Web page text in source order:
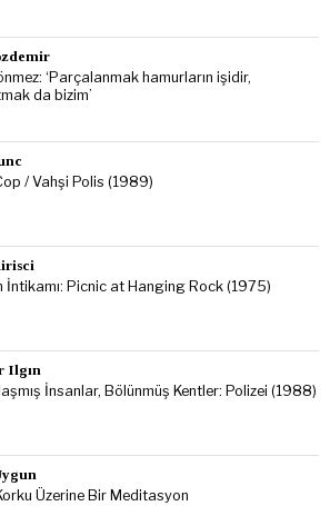
‘Parçalanmak hamurların işidir,
da bizim’
/ Vahşi Polis (1989)
İntikamı: Picnic at Hanging Rock (1975)
Ilgın
İnsanlar, Bölünmüş Kentler: Polizei (1988)
Üzerine Bir Meditasyon